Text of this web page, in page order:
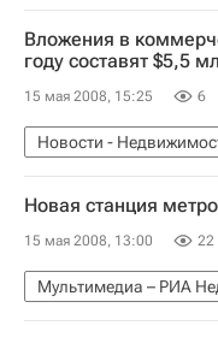
Вложения в
году составят $5,5
15 мая 2008, 15:25 6
Новости -
Коммерческая
Hовая станция
15 мая 2008, 13:00 22
Мультимедиа – РИА
Мультимедиа